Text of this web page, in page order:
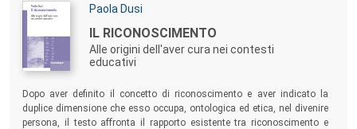
Autori:
Paola Dusi
Titolo:
IL RICONOSCIMENTO
Alle origini dell'aver cura nei contesti
educativi
Dopo aver definito il concetto di riconoscimento e aver indicato la
duplice dimensione che esso occupa, ontologica ed etica, nel divenire
persona, il testo affronta il rapporto esistente tra riconoscimento e